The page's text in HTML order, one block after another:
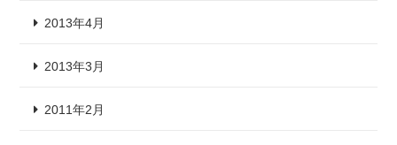
2013年4月
2013年3月
2011年2月